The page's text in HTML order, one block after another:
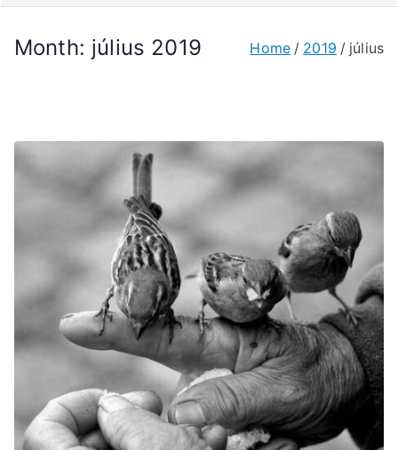
Month: július 2019 Home 2019 július